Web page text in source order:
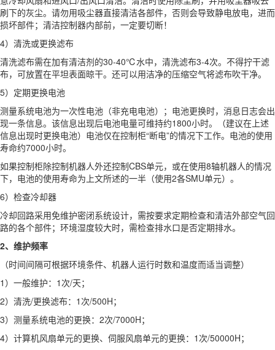
刷下的灰尘。请勿用吸尘器直接清洁各部件，否则会导致静电放电，进而
损坏部件；清洁控制器内部前，一定要切断！
4）清洗或更换滤布
清洗滤布需在加有清洁剂的30-40℃水中，清洗滤布3-4次。不得拧干滤
布，可放置在平坦表面晾干。还可以用洁净的压缩空气将滤布吹干净。
5）定期更换电池
测量系统电池为一次性电池（非充电电池）；电池更换时，消息日志会出
现一条信息。该信息出现后电池电量可维持约1800小时。（建议在上述
信息出现时更换电池）电池仅在控制柜“断电”的情况下工作。电池的使用
寿命约7000小时。
如果控制柜除控制机器人外还控制CBS单元，或在使用8轴机器人的情况
下，电池的使用寿命为上文所述的一半（使用2各SMU单元）。
6）检查冷却器
冷却回路采用免维护密闭系统设计，需按要求定期检查和清洁外部空气回
路的各个部件；环境湿度较大时，需检查排水口是否定期排水。
2、维护频率
（时间间隔可根据环境条件、机器人运行时数和温度而适当调整）
1）一般维护：1次/天；
2）清洗/更换滤布：1次/500H；
3）测量系统电池的更换：2次/7000H；
4）计算机风扇单元的更换、伺服风扇单元的更换：1次/50000H；